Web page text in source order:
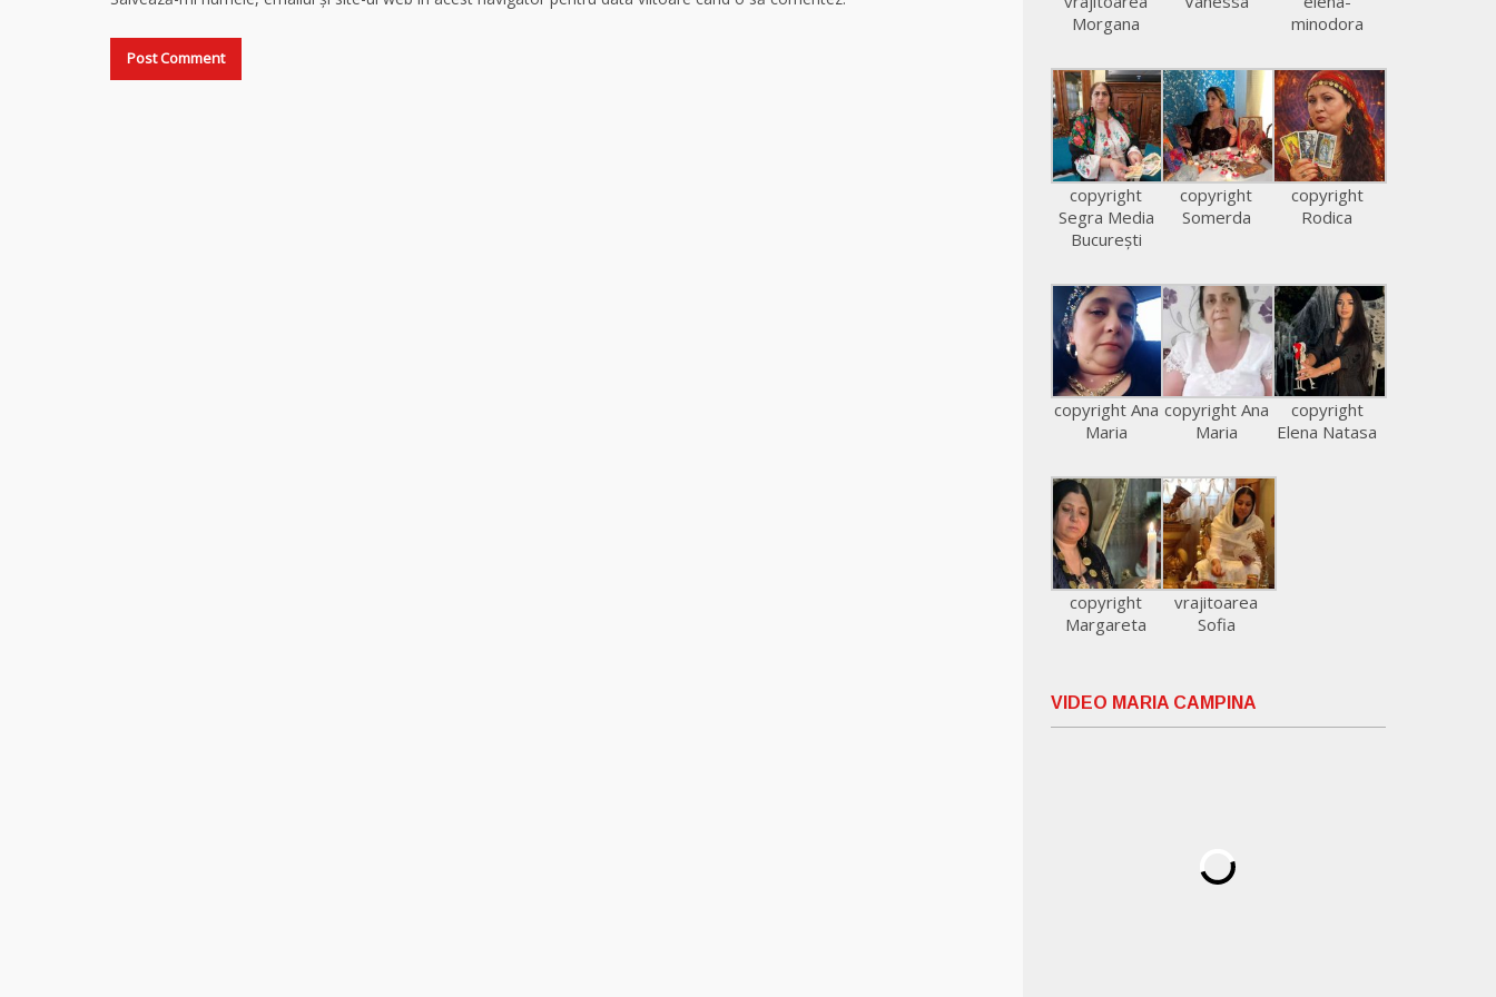
Morgana
minodora
copyright
Segra Media
București
copyright
Somerda
copyright
Rodica
copyright Ana
Maria
copyright Ana
Maria
copyright
Elena Natasa
copyright
Margareta
vrajitoarea
Sofia
VIDEO MARIA CAMPINA